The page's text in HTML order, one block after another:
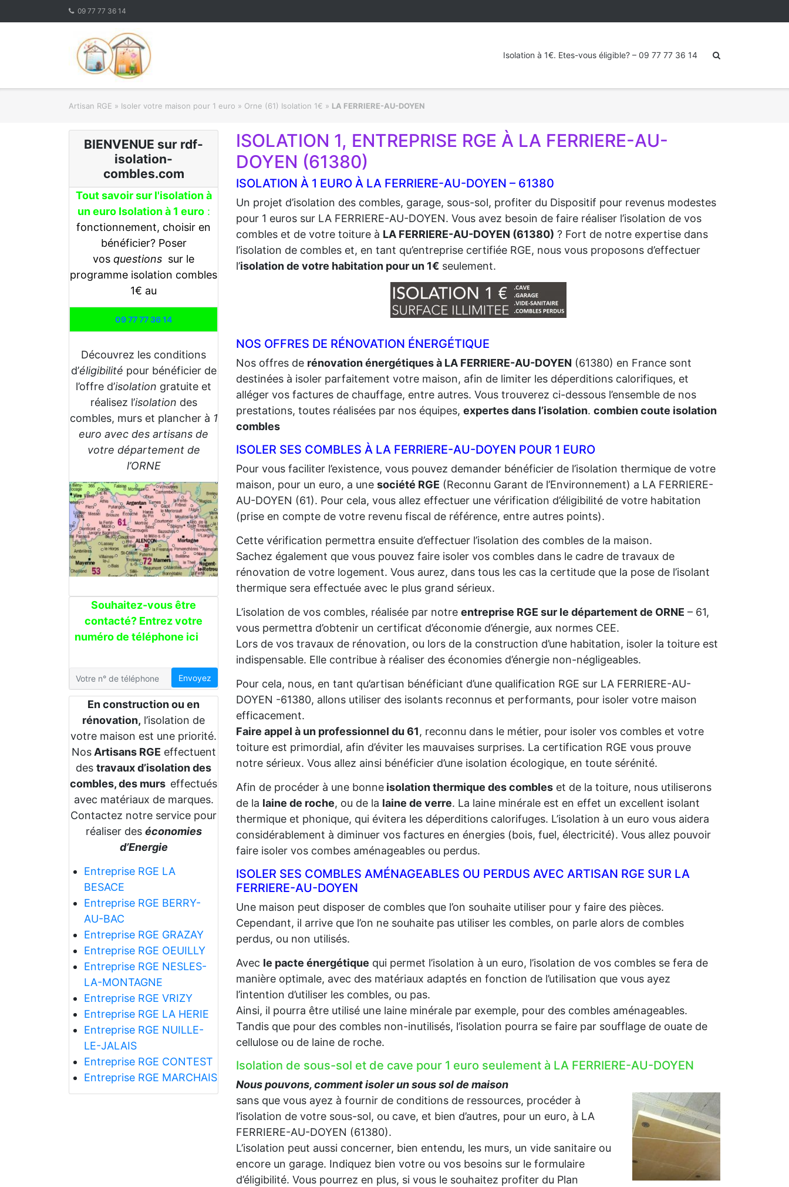
09 77 77 36 14
Isolation à 1€. Etes-vous éligible? – 09 77 77 36 14
Artisan RGE » Isoler votre maison pour 1 euro » Orne (61) Isolation 1€ » LA FERRIERE-AU-DOYEN
BIENVENUE sur rdf-
isolation-
combles.com
Tout savoir sur l'isolation à
un euro Isolation à 1 euro:
fonctionnement, choisir en
bénéficier? Poser
vos questions sur le
programme isolation combles
1€ au
09 77 77 36 14
Découvrez les conditions
d’éligibilité pour bénéficier de
l’offre d’isolation gratuite et
réalisez l’isolation des
combles, murs et plancher à 1
euro avec des artisans de
votre département de
l’ORNE
Souhaitez-vous être
contacté? Entrez votre
numéro de téléphone ici
Envoyez
En construction ou en
rénovation, l’isolation de
votre maison est une priorité.
NosArtisans RGE effectuent
des travaux d’isolation des
combles, des murs effectués
avec matériaux de marques.
Contactez notre service pour
réaliser des économies
d’Energie
Entreprise RGE LA
BESACE
Entreprise RGE BERRY-
AU-BAC
Entreprise RGE GRAZAY
Entreprise RGE OEUILLY
Entreprise RGE NESLES-
LA-MONTAGNE
Entreprise RGE VRIZY
Entreprise RGE LA HERIE
Entreprise RGE NUILLE-
LE-JALAIS
Entreprise RGE CONTEST
Entreprise RGE MARCHAIS
ISOLATION 1, ENTREPRISE RGE À LA FERRIERE-AU-
DOYEN (61380)
ISOLATION À 1 EURO À LA FERRIERE-AU-DOYEN – 61380
Un projet d’isolation des combles, garage, sous-sol, profiter du Dispositif pour revenus modestes
pour 1 euros sur LA FERRIERE-AU-DOYEN. Vous avez besoin de faire réaliser l’isolation de vos
combles et de votre toiture à LA FERRIERE-AU-DOYEN (61380) ? Fort de notre expertise dans
l’isolation de combles et, en tant qu’entreprise certifiée RGE, nous vous proposons d’effectuer
l’isolation de votre habitation pour un 1€ seulement.
NOS OFFRES DE RÉNOVATION ÉNERGÉTIQUE
Nos offres de rénovation énergétiques à LA FERRIERE-AU-DOYEN (61380) en France sont
destinées à isoler parfaitement votre maison, afin de limiter les déperditions calorifiques, et
alléger vos factures de chauffage, entre autres. Vous trouverez ci-dessous l’ensemble de nos
prestations, toutes réalisées par nos équipes, expertes dans l’isolation. combien coute isolation
combles
ISOLER SES COMBLES À LA FERRIERE-AU-DOYEN POUR 1 EURO
Pour vous faciliter l’existence, vous pouvez demander bénéficier de l’isolation thermique de votre
maison, pour un euro, a une société RGE (Reconnu Garant de l’Environnement) a LA FERRIERE-
AU-DOYEN (61). Pour cela, vous allez effectuer une vérification d’éligibilité de votre habitation
(prise en compte de votre revenu fiscal de référence, entre autres points).
Cette vérification permettra ensuite d’effectuer l’isolation des combles de la maison.
Sachez également que vous pouvez faire isoler vos combles dans le cadre de travaux de
rénovation de votre logement. Vous aurez, dans tous les cas la certitude que la pose de l’isolant
thermique sera effectuée avec le plus grand sérieux.
L’isolation de vos combles, réalisée par notre entreprise RGE sur le département de ORNE – 61,
vous permettra d’obtenir un certificat d’économie d’énergie, aux normes CEE.
Lors de vos travaux de rénovation, ou lors de la construction d’une habitation, isoler la toiture est
indispensable. Elle contribue à réaliser des économies d’énergie non-négligeables.
Pour cela, nous, en tant qu’artisan bénéficiant d’une qualification RGE sur LA FERRIERE-AU-
DOYEN -61380, allons utiliser des isolants reconnus et performants, pour isoler votre maison
efficacement.
Faire appel à un professionnel du 61, reconnu dans le métier, pour isoler vos combles et votre
toiture est primordial, afin d’éviter les mauvaises surprises. La certification RGE vous prouve
notre sérieux. Vous allez ainsi bénéficier d’une isolation écologique, en toute sérénité.
Afin de procéder à une bonne isolation thermique des combles et de la toiture, nous utiliserons
de la laine de roche, ou de la laine de verre. La laine minérale est en effet un excellent isolant
thermique et phonique, qui évitera les déperditions calorifuges. L’isolation à un euro vous aidera
considérablement à diminuer vos factures en énergies (bois, fuel, électricité). Vous allez pouvoir
faire isoler vos combes aménageables ou perdus.
ISOLER SES COMBLES AMÉNAGEABLES OU PERDUS AVEC ARTISAN RGE SUR LA
FERRIERE-AU-DOYEN
Une maison peut disposer de combles que l’on souhaite utiliser pour y faire des pièces.
Cependant, il arrive que l’on ne souhaite pas utiliser les combles, on parle alors de combles
perdus, ou non utilisés.
Avec le pacte énergétique qui permet l’isolation à un euro, l’isolation de vos combles se fera de
manière optimale, avec des matériaux adaptés en fonction de l’utilisation que vous ayez
l’intention d’utiliser les combles, ou pas.
Ainsi, il pourra être utilisé une laine minérale par exemple, pour des combles aménageables.
Tandis que pour des combles non-inutilisés, l’isolation pourra se faire par soufflage de ouate de
cellulose ou de laine de roche.
Isolation de sous-sol et de cave pour 1 euro seulement à LA FERRIERE-AU-DOYEN
Nous pouvons, comment isoler un sous sol de maison
sans que vous ayez à fournir de conditions de ressources, procéder à
l’isolation de votre sous-sol, ou cave, et bien d’autres, pour un euro, à LA
FERRIERE-AU-DOYEN (61380).
L’isolation peut aussi concerner, bien entendu, les murs, un vide sanitaire ou
encore un garage. Indiquez bien votre ou vos besoins sur le formulaire
d’éligibilité. Vous pourrez en plus, si vous le souhaitez profiter du Plan